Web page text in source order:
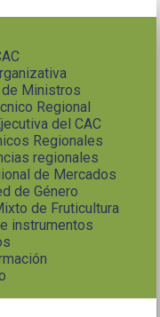
Ministros
Regional
del CAC
Regionales
regionales
de Mercados
de Género
de Fruticultura
instrumentos